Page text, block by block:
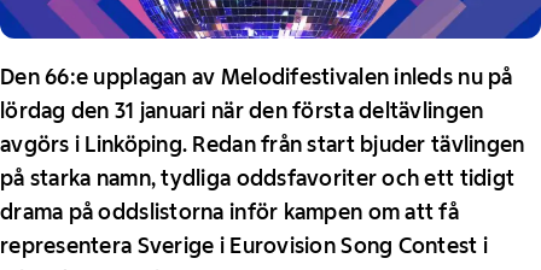
Den 66:e upplagan av Melodifestivalen inleds nu på
lördag den 31 januari när den första deltävlingen
avgörs i Linköping. Redan från start bjuder tävlingen
på starka namn, tydliga oddsfavoriter och ett tidigt
drama på oddslistorna inför kampen om att få
representera Sverige i Eurovision Song Contest i